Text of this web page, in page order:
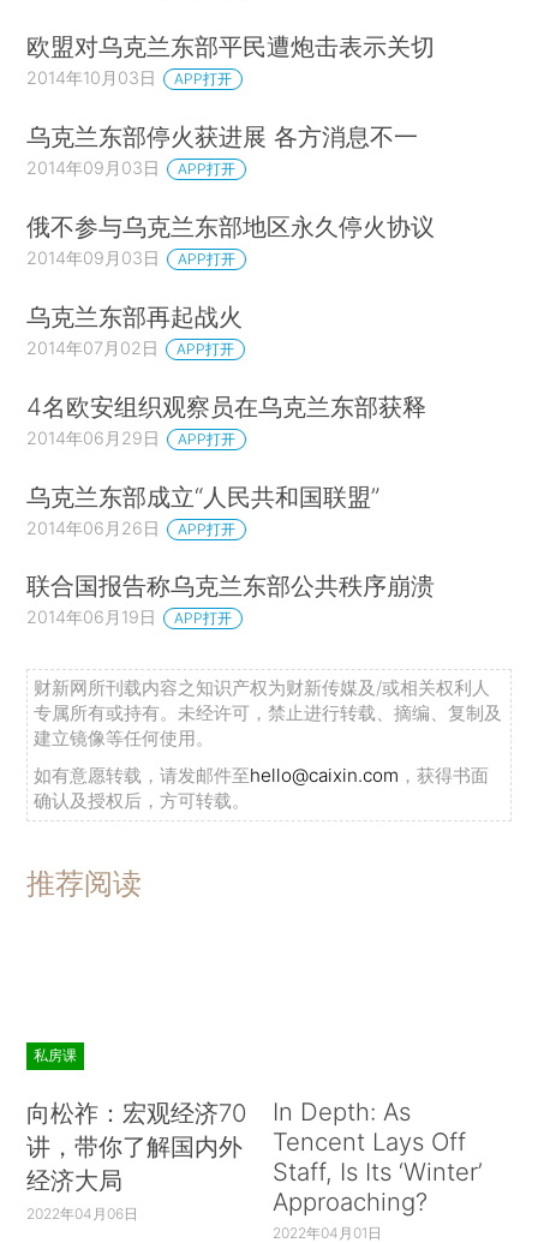
欧盟对乌克兰东部平民遭炮击表示关切
2014年10月03日 APP打开
乌克兰东部停火获进展 各方消息不一
2014年09月03日 APP打开
俄不参与乌克兰东部地区永久停火协议
2014年09月03日 APP打开
乌克兰东部再起战火
2014年07月02日 APP打开
4名欧安组织观察员在乌克兰东部获释
2014年06月29日 APP打开
乌克兰东部成立“人民共和国联盟”
2014年06月26日 APP打开
联合国报告称乌克兰东部公共秩序崩溃
2014年06月19日 APP打开
财新网所刊载内容之知识产权为财新传媒及/或相关权利人
专属所有或持有。未经许可，禁止进行转载、摘编、复制及
建立镜像等任何使用。
如有意愿转载，请发邮件至hello@caixin.com ，获得书面
确认及授权后，方可转载。
推荐阅读
私房课
向松祚：宏观经济70
讲，带你了解国内外
经济大局
2022年04月06日
In Depth: As
Tencent Lays Off
Staff, Is Its ‘Winter’
Approaching?
2022年04月01日